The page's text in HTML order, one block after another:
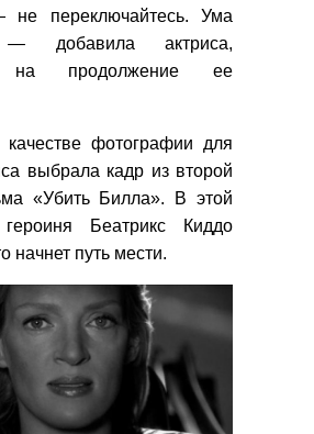
не переключайтесь. Ума
— добавила актриса,
на продолжение ее
фотографии для
выбрала кадр из второй
«Убить Билла». В этой
Беатрикс Киддо
начнет путь мести.